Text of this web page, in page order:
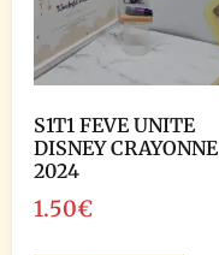
S1T1 FEVE UNITE
DISNEY CRAYONNE
2024
1.50€